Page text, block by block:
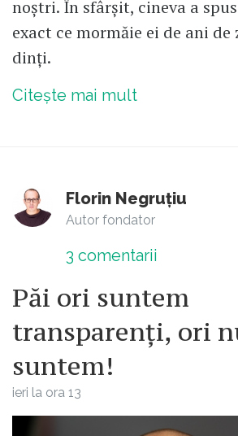
noștri. În sfârșit, cineva a
exact ce mormăie ei de ani
dinți.
Citește mai mult
Florin Negruțiu
Autor fondator
3 comentarii
Păi ori suntem
transparenți, ori
suntem!
ieri la ora 13